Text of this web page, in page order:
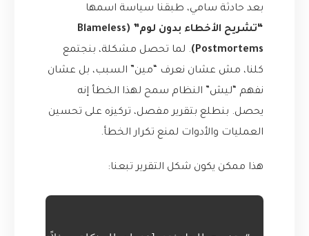
بعد حادثة سامي، طبقنا سياسة اسمها
“تشريح الأخطاء بدون لوم” (Blameless
Postmortems) . لما تحصل مشكلة، بنجتمع
كلنا، مش عشان نعرف “مين” السبب، بل عشان
نفهم “ليش” النظام سمح لهذا الخطأ إنه
يحصل. بنطلع بتقرير مفصل، تركيزه على تحسين
العمليات والأدوات لمنع تكرار الخطأ.
هذا ممكن يكون شكل التقرير تبعنا: